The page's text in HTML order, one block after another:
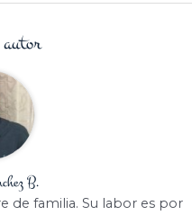
B.
de familia. Su labor es por